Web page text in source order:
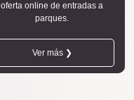
oferta online de entradas a
parques.
Ver más ❯